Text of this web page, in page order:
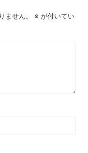
ません。 ※ が付いてい